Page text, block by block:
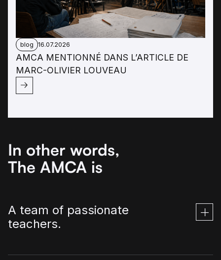
blog 16.07.2026
AMCA MENTIONNÉ DANS L’ARTICLE DE
MARC-OLIVIER LOUVEAU
In other words,
The AMCA is
A team of passionate
teachers.